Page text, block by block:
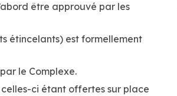
être approuvé par les
étincelants) est formellement
le Complexe.
ci étant offertes sur place